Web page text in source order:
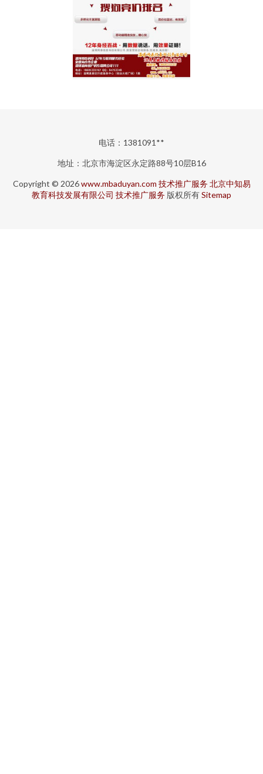
电话：1381091**
地址：北京市海淀区永定路88号10层B16
Copyright © 2026www.mbaduyan.com 技术推广服务 北京中知易
教育科技发展有限公司 技术推广服务 版权所有Sitemap